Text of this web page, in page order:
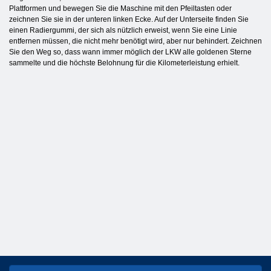
Plattformen und bewegen Sie die Maschine mit den Pfeiltasten oder
zeichnen Sie sie in der unteren linken Ecke. Auf der Unterseite finden Sie
einen Radiergummi, der sich als nützlich erweist, wenn Sie eine Linie
entfernen müssen, die nicht mehr benötigt wird, aber nur behindert. Zeichnen
Sie den Weg so, dass wann immer möglich der LKW alle goldenen Sterne
sammelte und die höchste Belohnung für die Kilometerleistung erhielt.